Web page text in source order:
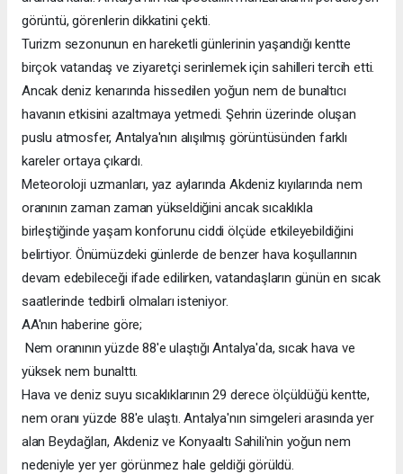
görüntü, görenlerin dikkatini çekti.
Turizm sezonunun en hareketli günlerinin yaşandığı kentte
birçok vatandaş ve ziyaretçi serinlemek için sahilleri tercih etti.
Ancak deniz kenarında hissedilen yoğun nem de bunaltıcı
havanın etkisini azaltmaya yetmedi. Şehrin üzerinde oluşan
puslu atmosfer, Antalya'nın alışılmış görüntüsünden farklı
kareler ortaya çıkardı.
Meteoroloji uzmanları, yaz aylarında Akdeniz kıyılarında nem
oranının zaman zaman yükseldiğini ancak sıcaklıkla
birleştiğinde yaşam konforunu ciddi ölçüde etkileyebildiğini
belirtiyor. Önümüzdeki günlerde de benzer hava koşullarının
devam edebileceği ifade edilirken, vatandaşların günün en sıcak
saatlerinde tedbirli olmaları isteniyor.
AA'nın haberine göre;
Nem oranının yüzde 88'e ulaştığı Antalya'da, sıcak hava ve
yüksek nem bunalttı.
Hava ve deniz suyu sıcaklıklarının 29 derece ölçüldüğü kentte,
nem oranı yüzde 88'e ulaştı. Antalya'nın simgeleri arasında yer
alan Beydağları, Akdeniz ve Konyaaltı Sahili'nin yoğun nem
nedeniyle yer yer görünmez hale geldiği görüldü.